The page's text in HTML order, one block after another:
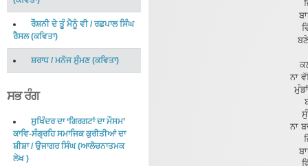
ਰੌਸ਼ਨੀ ਦੇ ਤੂੰ ਮੈਨੂੰ ਵੀ/ਰਛਪਾਲ ਸਿੰਘ
ਰੈਸਲ(ਕਵਿਤਾ)
ਸ਼ਰਾਧ/ ਮਨੋਜ ਸੁੰਮਣ(ਕਵਿਤਾ)
ਸਭ ਰੰਗ
ਸੁਖਿੰਦਰ ਦਾ ‘ਗਿਰਗਟਾਂ ਦਾ ਮੌਸਮ’
ਕਾਵਿ-ਸੰਗ੍ਰਹਿ ਸਮਾਜਿਕ ਕੁਰੀਤੀਆਂ ਦਾ
ਸ਼ੀਸ਼ਾ/ਉਜਾਗਰ ਸਿੰਘ(ਆਲੋਚਨਾਤਮਕ
ਲੇਖ)
ਨਾ
ਨਾ